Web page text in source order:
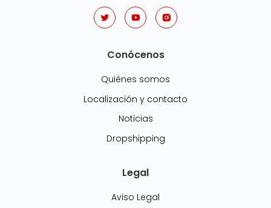
Conócenos
Quiénes somos
Localización y contacto
Noticias
Dropshipping
Legal
Aviso Legal